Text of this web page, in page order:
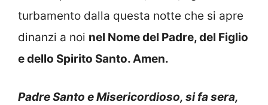
turbamento dalla questa notte che si apre
dinanzi a noi nel Nome del Padre, del Figlio
e dello Spirito Santo. Amen.
Padre Santo e Misericordioso, si fa sera,